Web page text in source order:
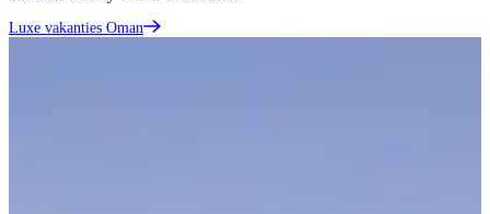
Luxe vakanties Oman